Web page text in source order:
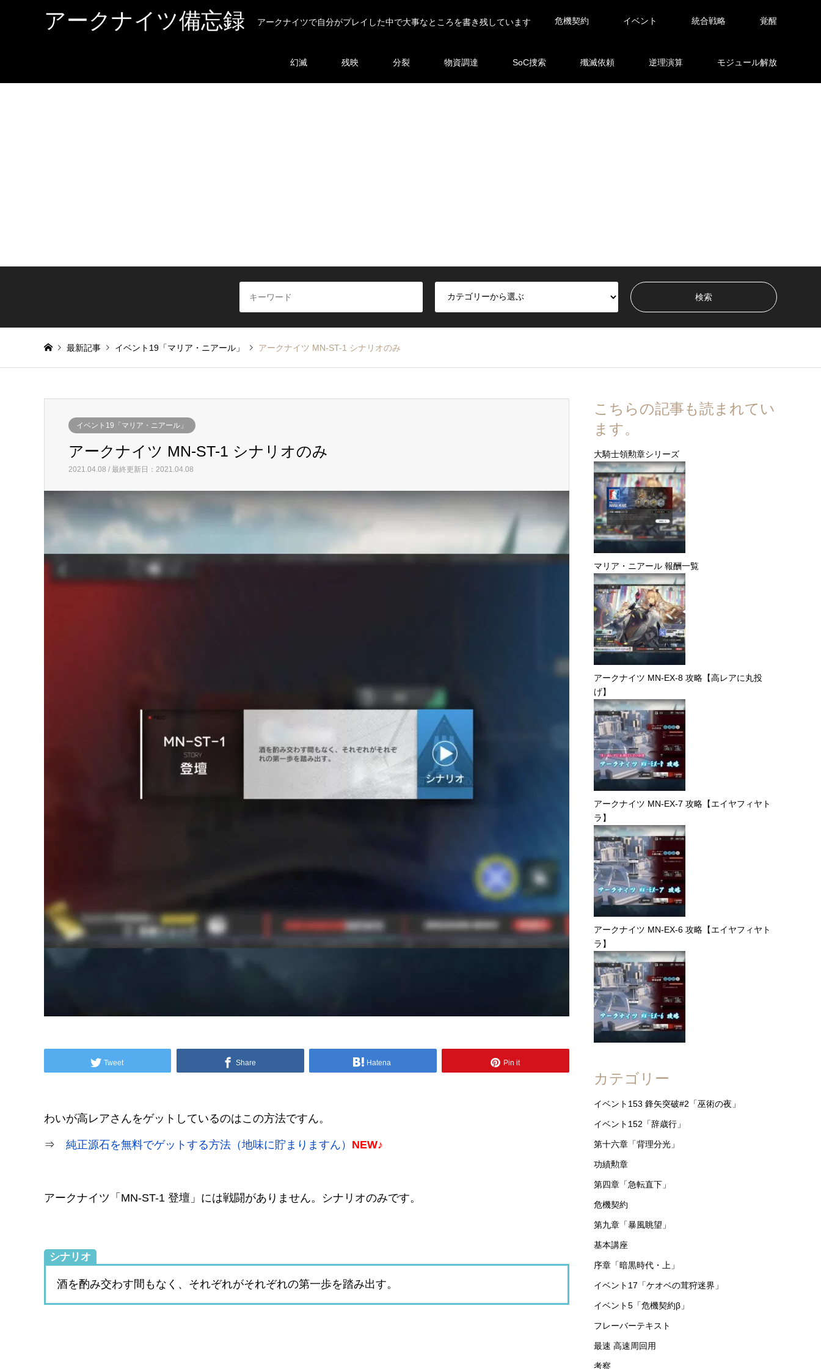
アークナイツ備忘録 アークナイツで自分がプレイした中で大事なところを書き残しています 危機契約 イベント 統合戦略 覚醒
幻滅 残映 分裂 物資調達 SoC捜索 殲滅依頼 逆理演算 モジュール解放
最新記事 イベント19「マリア・ニアール」 アークナイツ MN-ST-1 シナリオのみ
イベント19「マリア・ニアール」
アークナイツ MN-ST-1 シナリオのみ
2021.04.08 / 最終更新日：2021.04.08
Tweet Share Hatena Pin it
わいが高レアさんをゲットしているのはこの方法ですん。
⇒ 純正源石を無料でゲットする方法（地味に貯まりますん） NEW♪
アークナイツ「MN-ST-1 登壇」には戦闘がありません。シナリオのみです。
シナリオ
酒を酌み交わす間もなく、それぞれがそれぞれの第一歩を踏み出す。
こちらの記事も読まれてい
ます。
大騎士領勲章シリーズ
マリア・ニアール 報酬一覧
アークナイツ MN-EX-8 攻略【高レアに丸投
げ】
アークナイツ MN-EX-7 攻略【エイヤフィヤト
ラ】
アークナイツ MN-EX-6 攻略【エイヤフィヤト
ラ】
カテゴリー
イベント153 鋒矢突破#2「巫術の夜」
イベント152「辞歳行」
第十六章「背理分光」
功績勲章
第四章「急転直下」
危機契約
第九章「暴風眺望」
基本講座
序章「暗黒時代・上」
イベント17「ケオベの茸狩迷界」
イベント5「危機契約β」
フレーバーテキスト
最速 高速周回用
考察